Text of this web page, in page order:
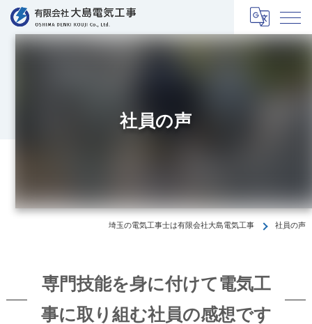
社員の声
埼玉の電気工事士は有限会社大島電気工事 社員の声
専門技能を身に付けて電気工
事に取り組む社員の感想です